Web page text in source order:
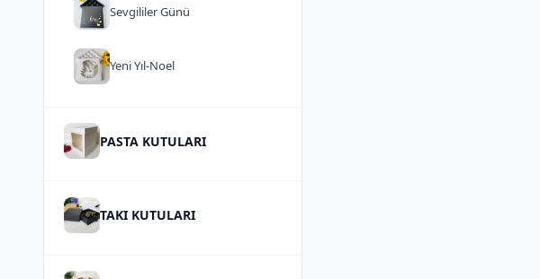
Sevgililer Günü
Yeni Yıl-Noel
PASTA KUTULARI
TAKI KUTULARI